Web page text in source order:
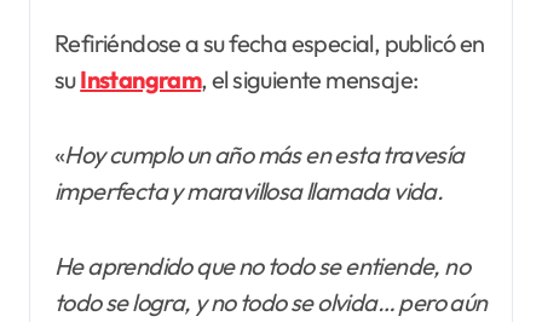
Refiriéndose a su fecha especial, publicó en
suInstangram, el siguiente mensaje:
«Hoy cumplo un año más en esta travesía
imperfecta y maravillosa llamada vida.
He aprendido que no todo se entiende, no
todo se logra, y no todo se olvida… pero aún